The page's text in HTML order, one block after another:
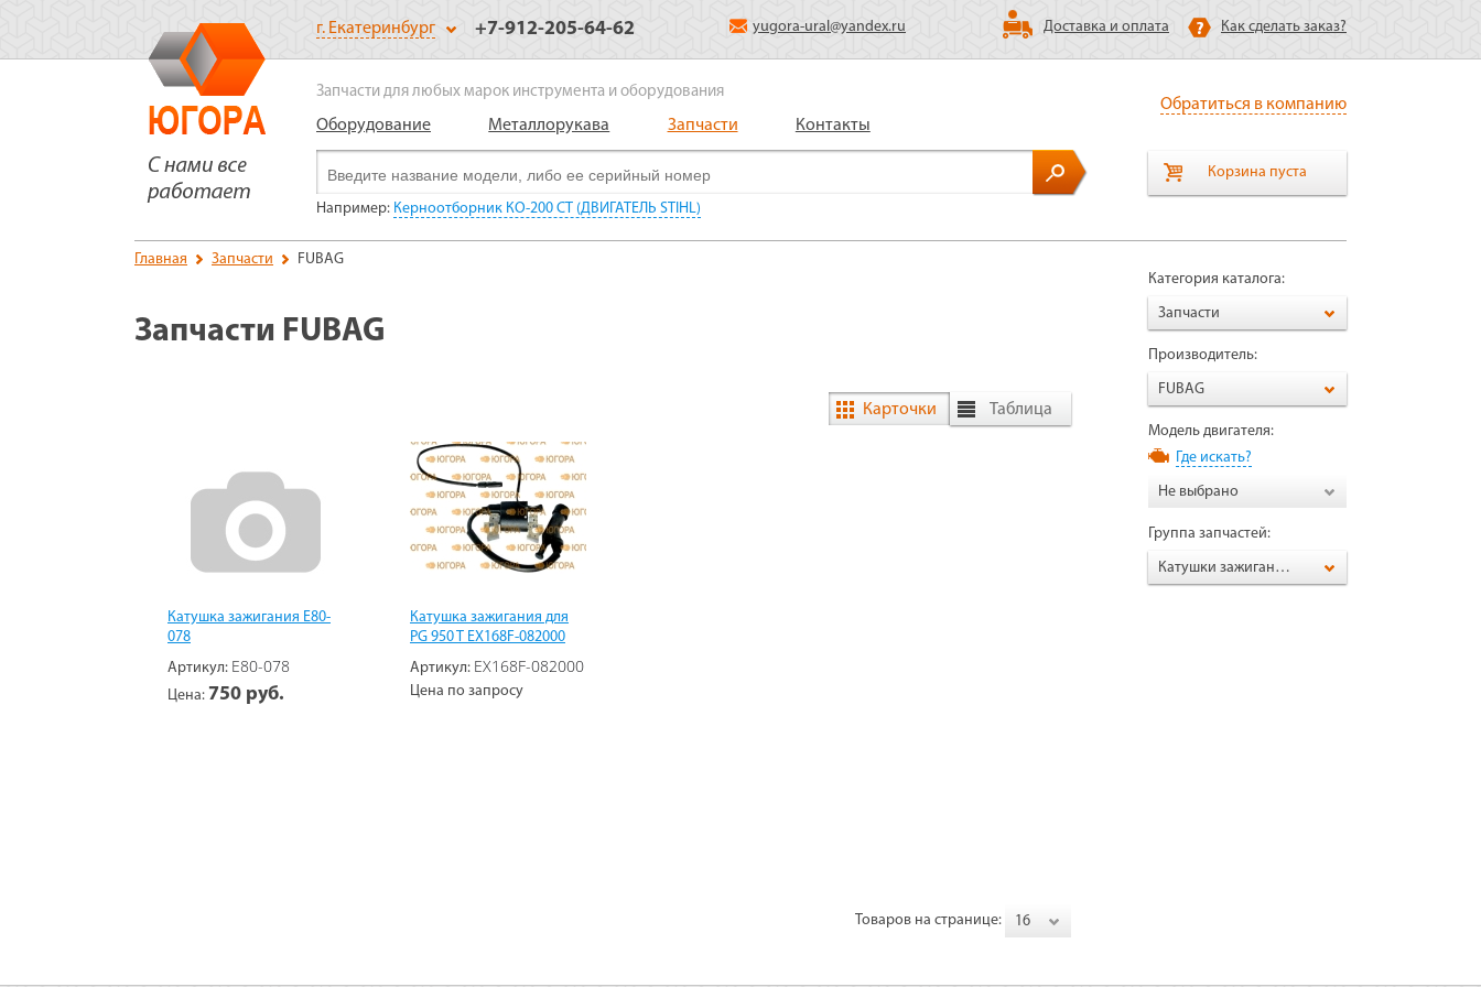
г. Екатеринбург +7-912-205-64-62 yugora-ural@yandex.ru Доставка и оплата Как сделать заказ?
Запчасти для любых марок инструмента и оборудования
Оборудование Металлорукава Запчасти Контакты
Обратиться в компанию
Корзина пуста
Например: Керноотборник КО-200 СТ (ДВИГАТЕЛЬ STIHL)
Главная Запчасти
FUBAG
Категория каталога:
Запчасти
Производитель:
FUBAG
Модель двигателя:
Где искать?
Не выбрано
Группа запчастей:
Катушки зажигания, свечи
Запчасти FUBAG
Карточки Таблица
Катушка зажигания E80-
078
Артикул: E80-078
Цена: 750 руб.
Катушка зажигания для
PG 950 T EX168F-082000
Артикул: EX168F-082000
Цена по запросу
Товаров на странице: 16